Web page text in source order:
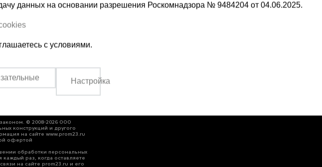
+7 (938) 992-1-992
Заказать звонок
Вс: выходной
Мы в социальных сетях:
© 2008-2026 ООО
конструкций и другого
на сайте www.prom23.ru
офертой
обработки персональных
каждый раз, когда оставляете
на сайте prom23.ru и его
данных на основании разрешения Роскомнадзора № 9484204 от 04.06.2025.
с условиями.
Настройка